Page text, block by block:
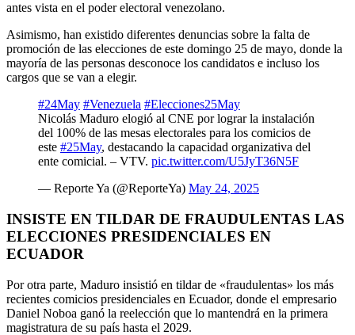
antes vista en el poder electoral venezolano.
Asimismo, han existido diferentes denuncias sobre la falta de
promoción de las elecciones de este domingo 25 de mayo, donde la
mayoría de las personas desconoce los candidatos e incluso los
cargos que se van a elegir.
#24May #Venezuela #Elecciones25May
Nicolás Maduro elogió al CNE por lograr la instalación
del 100% de las mesas electorales para los comicios de
este #25May, destacando la capacidad organizativa del
ente comicial. – VTV. pic.twitter.com/U5JyT36N5F
— Reporte Ya (@ReporteYa) May 24, 2025
INSISTE EN TILDAR DE FRAUDULENTAS LAS
ELECCIONES PRESIDENCIALES EN
ECUADOR
Por otra parte, Maduro insistió en tildar de «fraudulentas» los más
recientes comicios presidenciales en Ecuador, donde el empresario
Daniel Noboa ganó la reelección que lo mantendrá en la primera
magistratura de su país hasta el 2029.